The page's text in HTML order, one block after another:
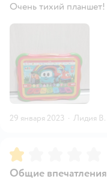
Очень тихий планшет!
29 января 2023 · Лидия В.
Рейтинг:
Общие впечатления